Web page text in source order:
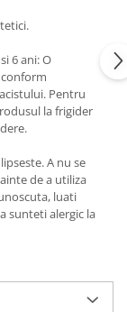
6 ani: O
Pentru
la frigider
A nu se
de a utiliza
luati
sunteti alergic la